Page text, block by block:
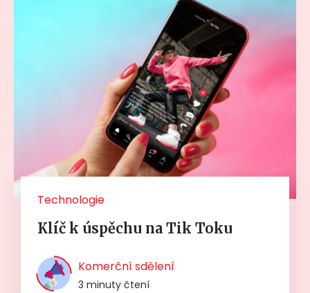
Technologie
Klíč k úspěchu na Tik Toku
Komerční sdělení
3 minuty čtení